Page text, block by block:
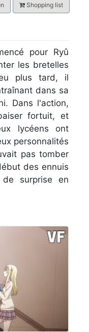
Shopping list
pour Ryû
les bretelles
plus tard, il
dans sa
Dans l'action,
fortuit, et
lycéens ont
personnalités
pas tomber
des ennuis
surprise en